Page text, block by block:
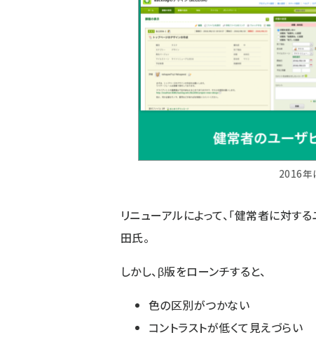
2016年
リニューアルによって、「健常者に対す
田氏。
しかし、β版をローンチすると、
色の区別がつかない
コントラストが低くて見えづらい